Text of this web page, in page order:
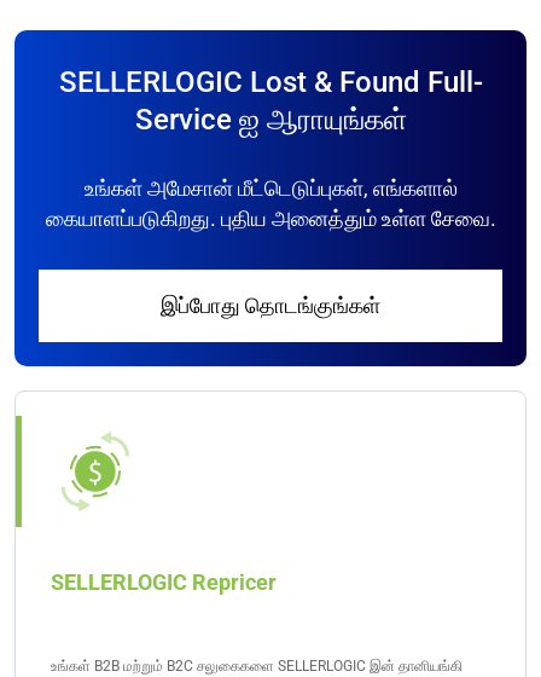
SELLERLOGIC Lost & Found Full-
Service ஐ ஆராயுங்கள்
உங்கள் அமேசான் மீட்டெடுப்புகள், எங்களால்
கையாளப்படுகிறது. புதிய அனைத்தும் உள்ள சேவை.
இப்போது தொடங்குங்கள்
SELLERLOGIC Repricer
உங்கள் B2B மற்றும் B2C சலுகைகளை SELLERLOGIC இன் தானியங்கி